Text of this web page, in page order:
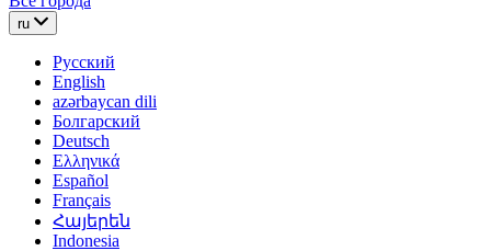
ru
Русский
English
azərbaycan dili
Болгарский
Deutsch
Ελληνικά
Español
Français
Հայերեն
Indonesia